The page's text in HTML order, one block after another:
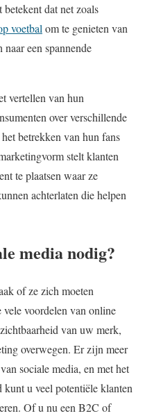
dat net zoals
voetbal om te genieten van
een spannende
vertellen van hun
over verschillende
betrekken van hun fans
stelt klanten
te plaatsen waar ze
achterlaten die helpen
media nodig?
of ze zich moeten
voordelen van online
van uw merk,
overwegen. Er zijn meer
sociale media, en met het
u veel potentiële klanten
Of u nu een B2C of